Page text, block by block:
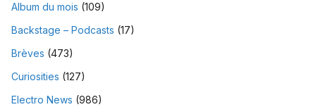
Album du mois (109)
Backstage – Podcasts (17)
Brèves (473)
Curiosities (127)
Electro News (986)